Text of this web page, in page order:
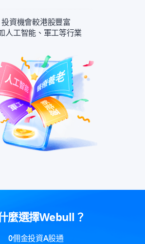
投資機會較港股豐富
人工智能、軍工等行業
麼選擇Webull？
0佣金投資A股通​